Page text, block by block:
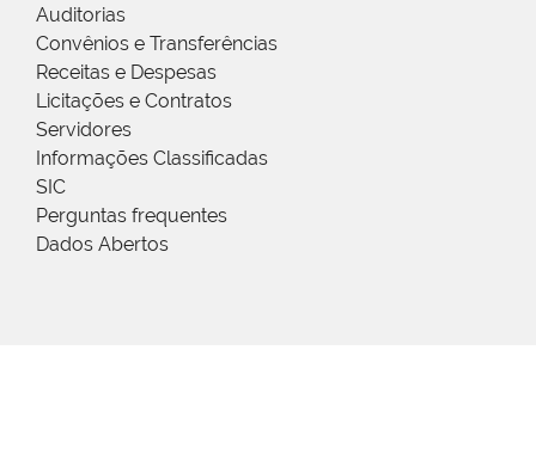
Auditorias
Convênios e Transferências
Receitas e Despesas
Licitações e Contratos
Servidores
Informações Classificadas
SIC
Perguntas frequentes
Dados Abertos